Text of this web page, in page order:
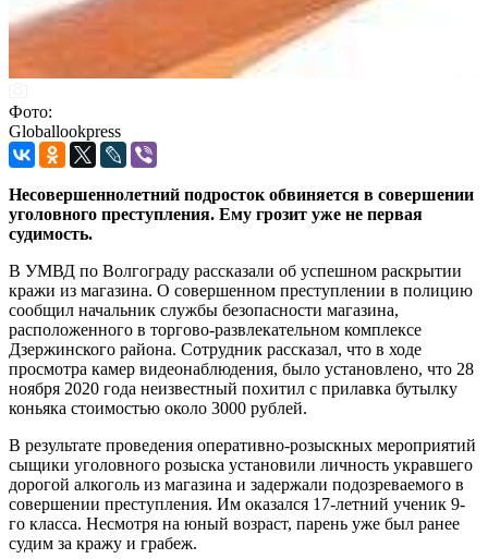
Фото:
Globallookpress
Несовершеннолетний подросток обвиняется в совершении
уголовного преступления. Ему грозит уже не первая
судимость.
В УМВД по Волгограду рассказали об успешном раскрытии
кражи из магазина. О совершенном преступлении в полицию
сообщил начальник службы безопасности магазина,
расположенного в торгово-развлекательном комплексе
Дзержинского района. Сотрудник рассказал, что в ходе
просмотра камер видеонаблюдения, было установлено, что 28
ноября 2020 года неизвестный похитил с прилавка бутылку
коньяка стоимостью около 3000 рублей.
В результате проведения оперативно-розыскных мероприятий
сыщики уголовного розыска установили личность укравшего
дорогой алкоголь из магазина и задержали подозреваемого в
совершении преступления. Им оказался 17-летний ученик 9-
го класса. Несмотря на юный возраст, парень уже был ранее
судим за кражу и грабеж.